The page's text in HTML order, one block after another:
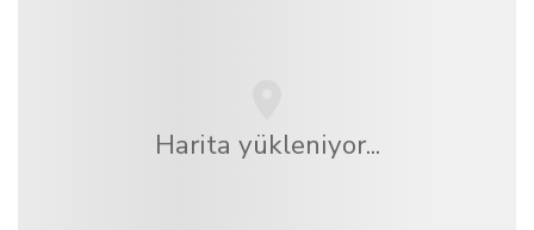
Harita yükleniyor...